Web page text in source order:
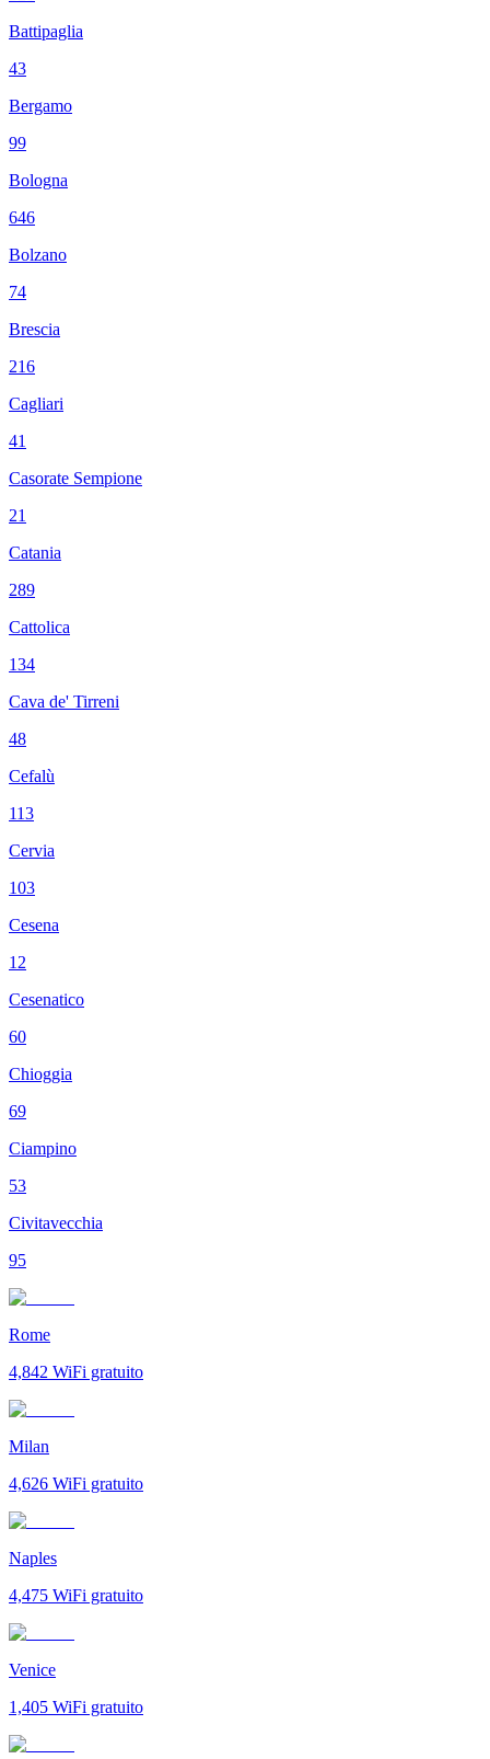
Battipaglia
43
Bergamo
99
Bologna
646
Bolzano
74
Brescia
216
Cagliari
41
Casorate Sempione
21
Catania
289
Cattolica
134
Cava de' Tirreni
48
Cefalù
113
Cervia
103
Cesena
12
Cesenatico
60
Chioggia
69
Ciampino
53
Civitavecchia
95
Rome
4,842 WiFi gratuito
Milan
4,626 WiFi gratuito
Naples
4,475 WiFi gratuito
Venice
1,405 WiFi gratuito